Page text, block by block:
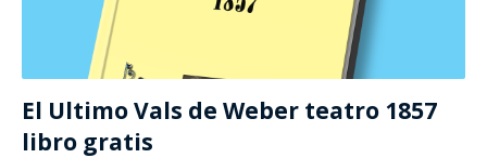
El Ultimo Vals de Weber teatro 1857
libro gratis